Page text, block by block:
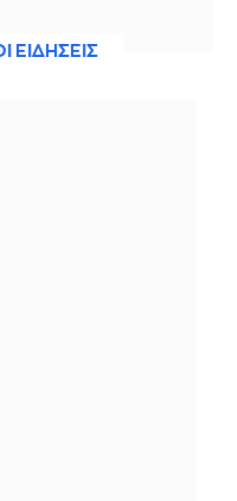
την
ΕΙΔΗΣΕΙΣ